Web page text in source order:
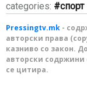
categories: спорт
Pressingtv.mk -
авторски права
казниво со закон.
авторски содржини
се цитира.